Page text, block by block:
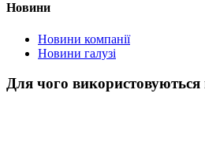
Новини
Новини компанії
Новини галузі
Для чого використовуються